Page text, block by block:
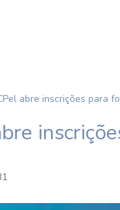
abre inscrições para